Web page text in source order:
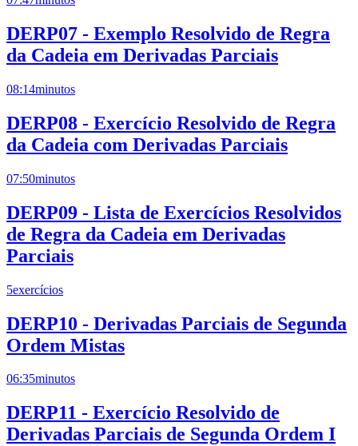
DERP07 - Exemplo Resolvido de Regra
da Cadeia em Derivadas Parciais
08:14minutos
DERP08 - Exercício Resolvido de Regra
da Cadeia com Derivadas Parciais
07:50minutos
DERP09 - Lista de Exercícios Resolvidos
de Regra da Cadeia em Derivadas
Parciais
5exercícios
DERP10 - Derivadas Parciais de Segunda
Ordem Mistas
06:35minutos
DERP11 - Exercício Resolvido de
Derivadas Parciais de Segunda Ordem I